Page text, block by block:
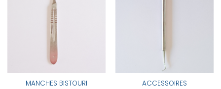
MANCHES BISTOURI ACCESSOIRES